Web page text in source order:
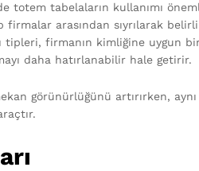
totem tabelaların kullanımı
firmalar arasından sıyrılarak
tipleri, firmanın kimliğine uygun
daha hatırlanabilir hale getirir.
görünürlüğünü artırırken, aynı